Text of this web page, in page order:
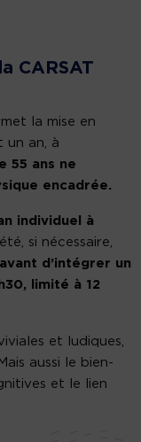
CARSAT
la mise en
un an, à
55 ans ne
encadrée.
individuel à
si nécessaire,
d’intégrer un
limité à 12
et ludiques,
aussi le bien-
et le lien